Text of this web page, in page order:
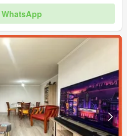
WhatsApp